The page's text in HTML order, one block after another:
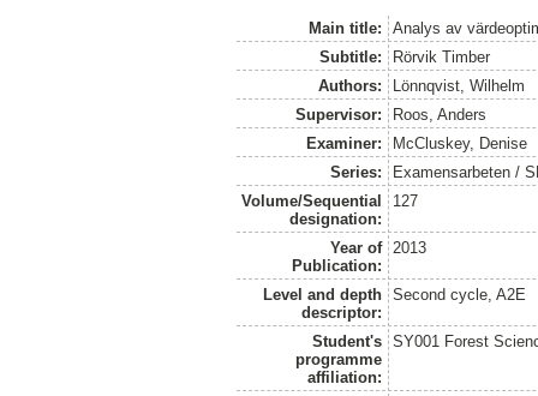
Main title:
Analys av
Subtitle:
Rörvik Timber
Authors:
Lönnqvist, Wilhelm
Supervisor:
Roos, Anders
Examiner:
McCluskey, Denise
Series:
Examensarbeten /
Volume/Sequential
designation:
127
Year of
Publication:
2013
Level and depth
descriptor:
Second cycle, A2E
Student's
programme
affiliation:
SY001 Forest